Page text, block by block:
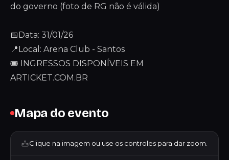
do governo (foto de RG não é válida)
📅Data: 31/01/26
📍Local: Arena Club - Santos
🎟 INGRESSOS DISPONÍVEIS EM
ARTICKET.COM.BR
Mapa do evento
Clique na imagem ou use os controles para dar zoom.